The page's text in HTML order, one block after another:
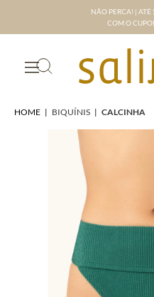
NÃO PERCA! | ATÉ
COM O
HOME | BIQUÍNIS | CALCINHA